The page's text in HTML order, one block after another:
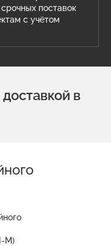
поставок
с учётом
в
М)